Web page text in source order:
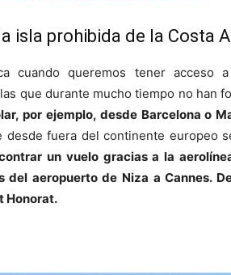
isla prohibida de la Costa
cuando queremos tener acceso a
que durante mucho tiempo no han
por ejemplo, desde Barcelona o
desde fuera del continente europeo
un vuelo gracias a la
del aeropuerto de Niza a Cannes.
Honorat.